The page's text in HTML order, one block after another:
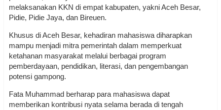
melaksanakan KKN di empat kabupaten, yakni Aceh Besar,
Pidie, Pidie Jaya, dan Bireuen.
Khusus di Aceh Besar, kehadiran mahasiswa diharapkan
mampu menjadi mitra pemerintah dalam memperkuat
ketahanan masyarakat melalui berbagai program
pemberdayaan, pendidikan, literasi, dan pengembangan
potensi gampong.
Fata Muhammad berharap para mahasiswa dapat
memberikan kontribusi nyata selama berada di tengah